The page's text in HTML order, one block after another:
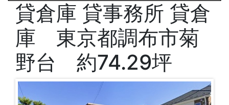
貸倉庫 貸事務所 貸倉
庫 東京都調布市菊
野台 約74.29坪